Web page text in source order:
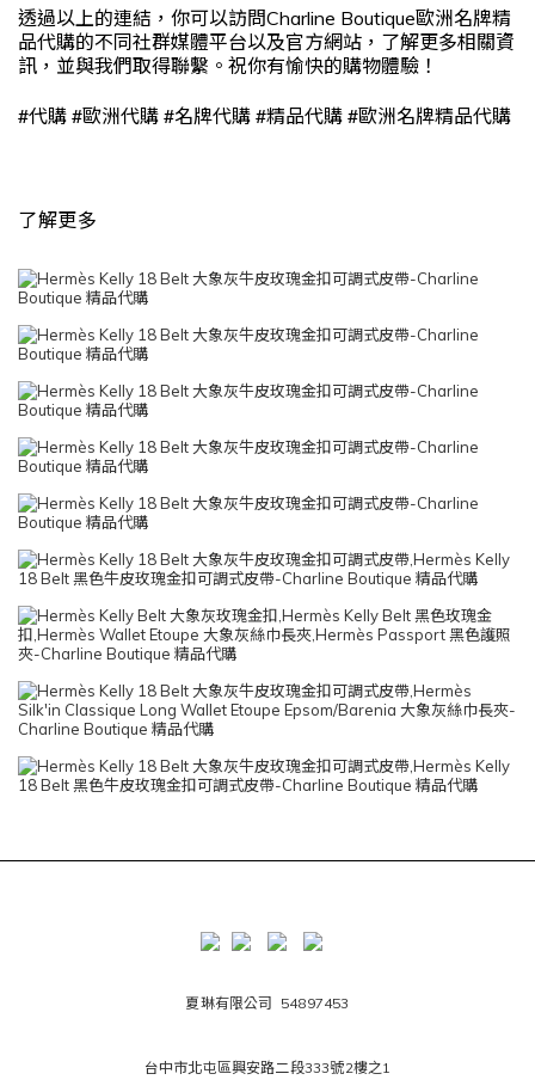
透過以上的連結，你可以訪問Charline Boutique歐洲名牌精
品代購的不同社群媒體平台以及官方網站，了解更多相關資
訊，並與我們取得聯繫。祝你有愉快的購物體驗！
#代購 #歐洲代購 #名牌代購 #精品代購 #歐洲名牌精品代購
了解更多
夏琳有限公司 54897453
台中市北屯區興安路二段333號2樓之1